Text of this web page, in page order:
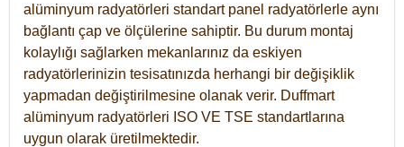
alüminyum radyatörleri standart panel radyatörlerle aynı
bağlantı çap ve ölçülerine sahiptir. Bu durum montaj
kolaylığı sağlarken mekanlarınız da eskiyen
radyatörlerinizin tesisatınızda herhangi bir değişiklik
yapmadan değiştirilmesine olanak verir. Duffmart
alüminyum radyatörleri ISO VE TSE standartlarına
uygun olarak üretilmektedir.